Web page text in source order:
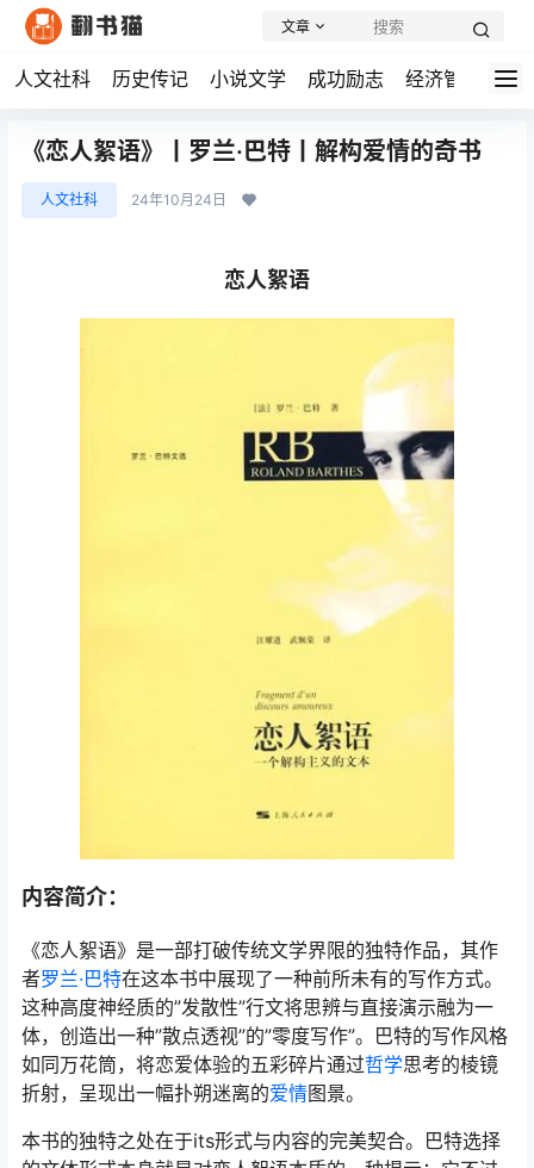
人文社科 历史传记 小说文学 成功励志 经济管理 学
文章
《恋人絮语》丨罗兰·巴特丨解构爱情的奇书
人文社科 24年10月24日
恋人絮语
内容简介：
《恋人絮语》是一部打破传统文学界限的独特作品，其作
者罗兰·巴特在这本书中展现了一种前所未有的写作方式。
这种高度神经质的”发散性”行文将思辨与直接演示融为一
体，创造出一种”散点透视”的”零度写作”。巴特的写作风格
如同万花筒，将恋爱体验的五彩碎片通过哲学思考的棱镜
折射，呈现出一幅扑朔迷离的爱情图景。
本书的独特之处在于its形式与内容的完美契合。巴特选择